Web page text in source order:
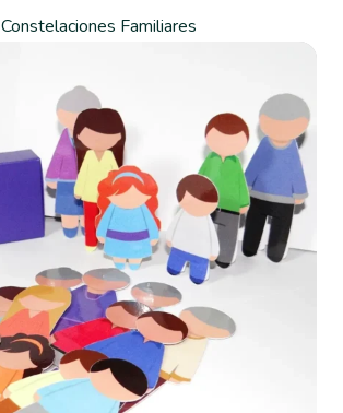
Constelaciones Familiares